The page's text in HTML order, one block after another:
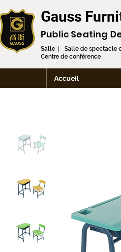
Gauss
Public Seating
Salle | Salle de
Centre de conférence
Accueil